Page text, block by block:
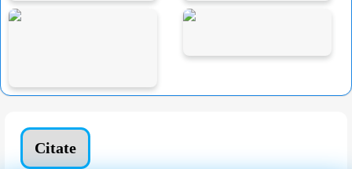
Citate